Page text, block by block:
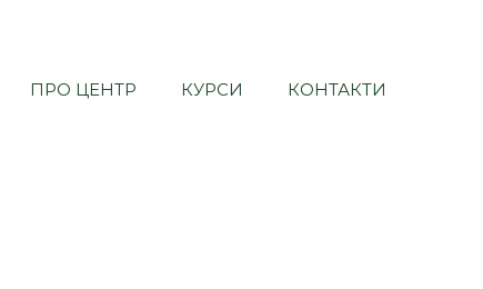
ПРО ЦЕНТР КУРСИ КОНТАКТИ